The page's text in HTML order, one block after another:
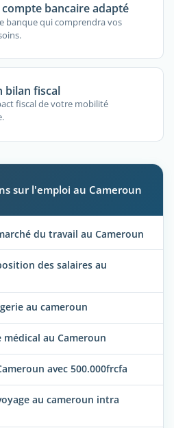
bancaire adapté
banque qui comprendra vos
bilan fiscal
fiscal de votre mobilité
sur l'emploi au Cameroun
du travail au Cameroun
des salaires au
au cameroun
au Cameroun
avec 500.000frcfa
au cameroun intra